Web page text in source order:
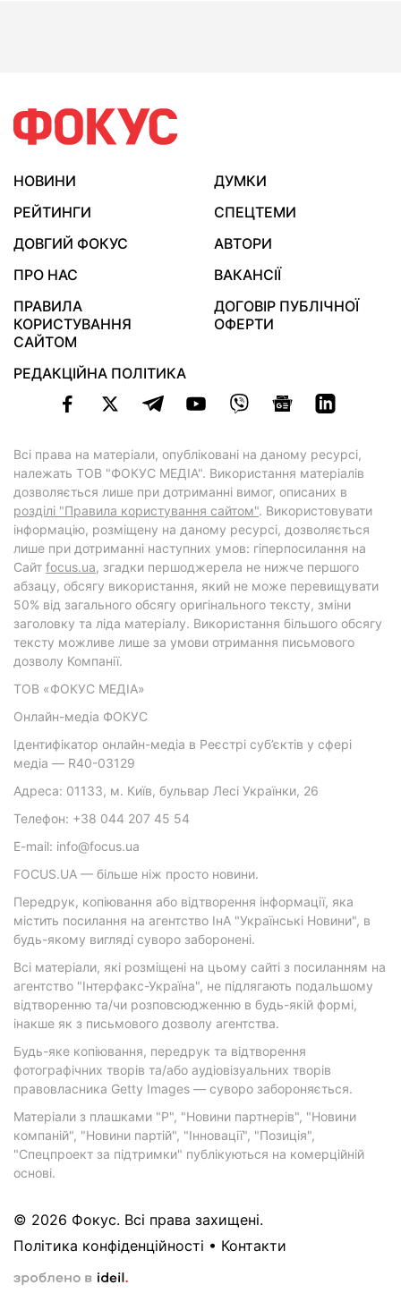
НОВИНИ
ДУМКИ
РЕЙТИНГИ
СПЕЦТЕМИ
ДОВГИЙ ФОКУС
АВТОРИ
ПРО НАС
ВАКАНСІЇ
ПРАВИЛА
КОРИСТУВАННЯ
САЙТОМ
ДОГОВІР ПУБЛІЧНОЇ
ОФЕРТИ
РЕДАКЦІЙНА ПОЛІТИКА
Всі права на матеріали, опубліковані на даному ресурсі,
належать ТОВ "ФОКУС МЕДІА". Використання матеріалів
дозволяється лише при дотриманні вимог, описаних в
розділі "Правила користування сайтом". Використовувати
інформацію, розміщену на даному ресурсі, дозволяється
лише при дотриманні наступних умов: гіперпосилання на
Cайт focus.ua, згадки першоджерела не нижче першого
абзацу, обсягу використання, який не може перевищувати
50% від загального обсягу оригінального тексту, зміни
заголовку та ліда матеріалу. Використання більшого обсягу
тексту можливе лише за умови отримання письмового
дозволу Компанії.
ТОВ «ФОКУС МЕДІА»
Онлайн-медіа ФОКУС
Ідентифікатор онлайн-медіа в Реєстрі суб’єктів у сфері
медіа — R40-03129
Адреса: 01133, м. Київ, бульвар Лесі Українки, 26
Телефон: +38 044 207 45 54
E-mail: info@focus.ua
FOCUS.UA — більше ніж просто новини.
Передрук, копіювання або відтворення інформації, яка
містить посилання на агентство ІнА "Українські Новини", в
будь-якому вигляді суворо заборонені.
Всі матеріали, які розміщені на цьому сайті з посиланням на
агентство "Інтерфакс-Україна", не підлягають подальшому
відтворенню та/чи розповсюдженню в будь-якій формі,
інакше як з письмового дозволу агентства.
Будь-яке копіювання, передрук та відтворення
фотографічних творів та/або аудіовізуальних творів
правовласника Getty Images — суворо забороняється.
Матеріали з плашками "Р", "Новини партнерів", "Новини
компаній", "Новини партій", "Інновації", "Позиція",
"Спецпроект за підтримки" публікуються на комерційній
основі.
© 2026 Фокус. Всі права захищені.
Політика конфіденційності • Контакти